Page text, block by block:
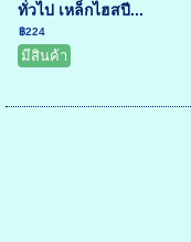
ทั่วไป เหล็กไฮสปี...
฿224
มีสินค้า